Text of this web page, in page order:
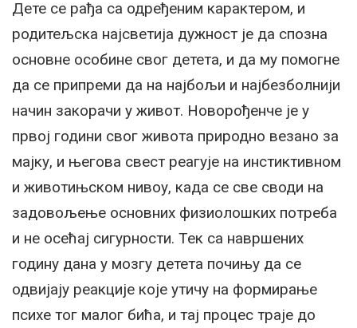
Дете се рађа са одређеним карактером, и
родитељска најсветија дужност је да спозна
основне особине свог детета, и да му помогне
да се припреми да на најбољи и најбезболнији
начин закорачи у живот. Новорођенче је у
првој години свог живота природно везано за
мајку, и његова свест реагује на инстиктивном
и животињском нивоу, када се све своди на
задовољење основних физиолошких потреба
и не осећај сигурности. Тек са навршених
годину дана у мозгу детета почињу да се
одвијају реакције које утичу на формирање
психе тог малог бића, и тај процес траје до